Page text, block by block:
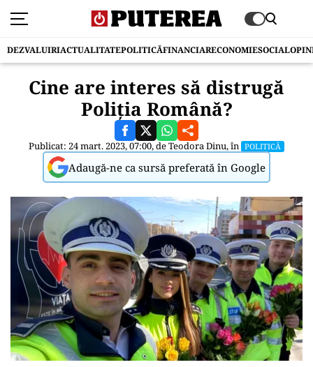
DEZVALUIRIACTUALITATEPOLITICĂFINANCIARECONOMIESOCIAL
Cine are interes să distrugă
Poliția Română?
Publicat: 24 mart. 2023, 07:00, deTeodora Dinu, în POLITICĂ
Adaugă-ne ca sursă preferată în Google